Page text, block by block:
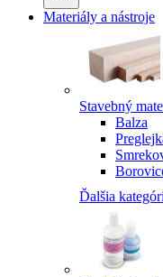
Materiály a nástroje
Stavebný
Balza
Ďalšia